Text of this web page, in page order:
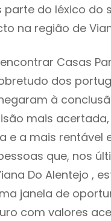
parte do léxico
na região de
Casas
dos
à
mais
e a mais rentável
que, nos
Do Alentejo ,
janela de
com valores